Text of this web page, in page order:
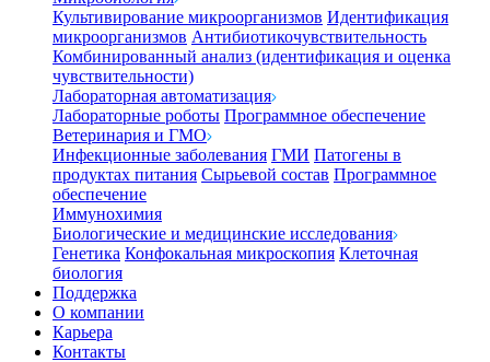
Культивирование микроорганизмов Идентификация
микроорганизмов Антибиотикочувствительность
Комбинированный анализ (идентификация и оценка
чувствительности)
Лабораторная автоматизация
Лабораторные роботы Программное обеспечение
Ветеринария и ГМО
Инфекционные заболевания ГМИ Патогены в
продуктах питания Сырьевой состав Программное
обеспечение
Иммунохимия
Биологические и медицинские исследования
Генетика Конфокальная микроскопия Клеточная
биология
Поддержка
О компании
Карьера
Контакты